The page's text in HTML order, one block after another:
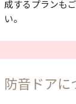
成するプランも
い。
防音ドアに